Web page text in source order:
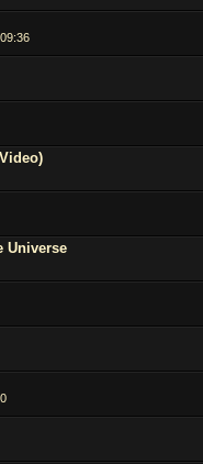
Universe